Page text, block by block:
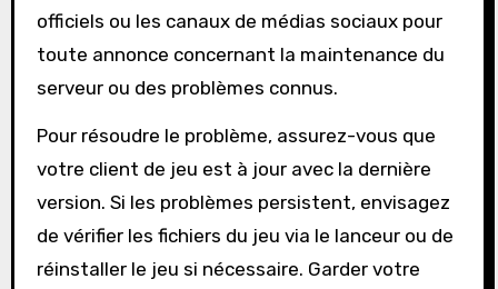
officiels ou les canaux de médias sociaux pour
toute annonce concernant la maintenance du
serveur ou des problèmes connus.
Pour résoudre le problème, assurez-vous que
votre client de jeu est à jour avec la dernière
version. Si les problèmes persistent, envisagez
de vérifier les fichiers du jeu via le lanceur ou de
réinstaller le jeu si nécessaire. Garder votre